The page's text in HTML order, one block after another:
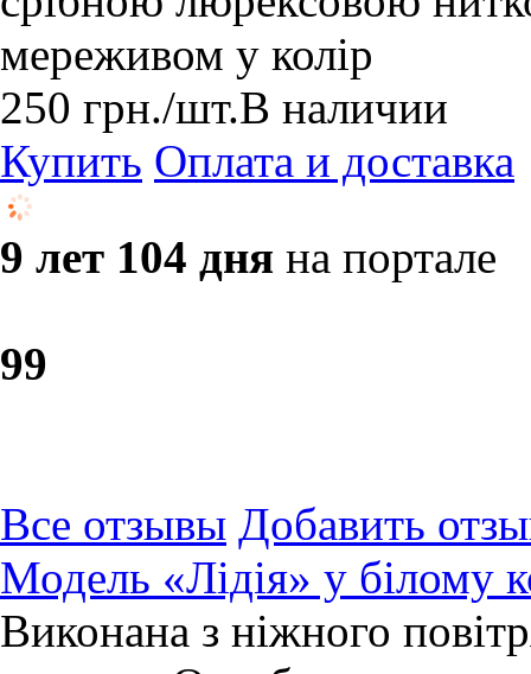
мереживом у колір
250 грн./шт.В наличии
Купить Оплата и доставка
9 лет 104 дня на портале
99
Все отзывы Добавить
Модель «Лідія» у білому
Виконана з ніжного